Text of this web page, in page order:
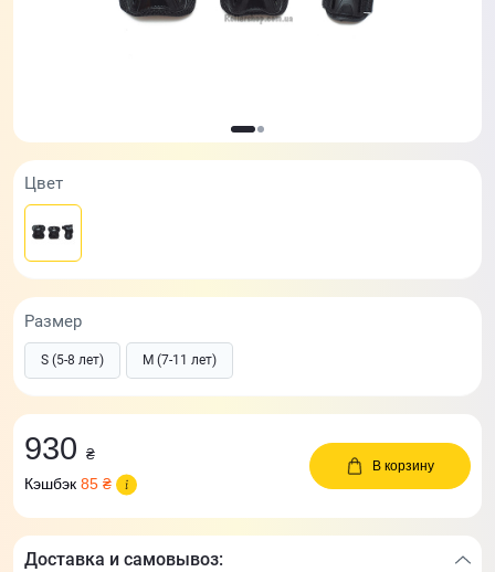
Цвет
Размер
S (5-8 лет) M (7-11 лет)
930 ₴
Кэшбэк 85 ₴
В корзину
Доставка и самовывоз: